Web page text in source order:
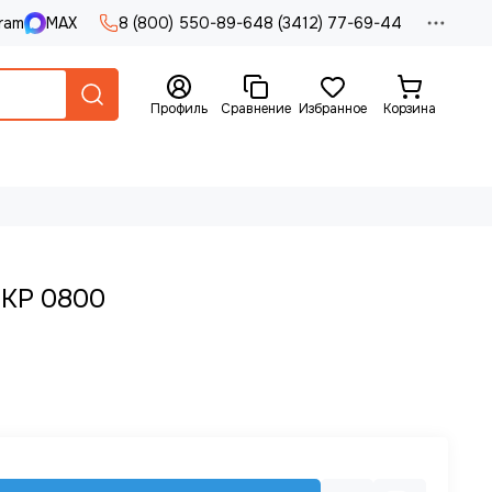
MAX 8 (800) 550-89-648 (3412) 77-69-44
Профиль Сравнение Избранное Корзина
0800